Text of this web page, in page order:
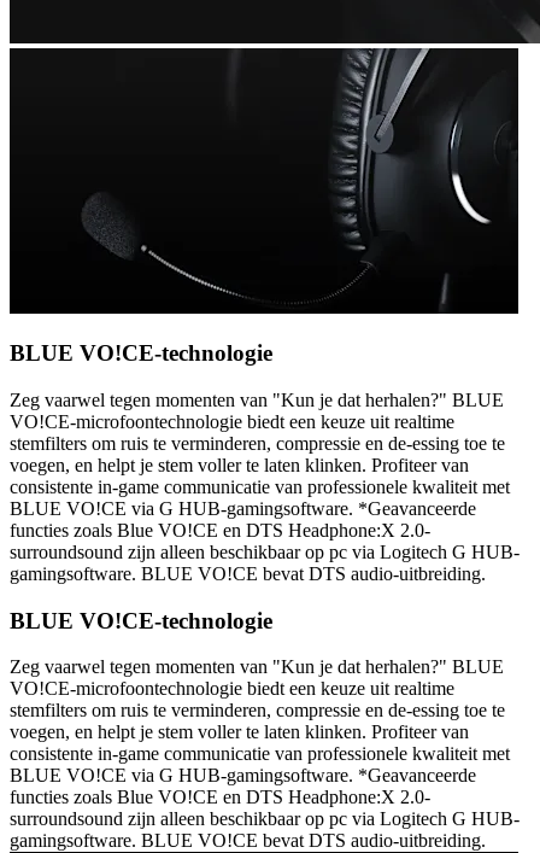
BLUE VO!CE-technologie
Zeg vaarwel tegen momenten van "Kun je dat herhalen?" BLUE
VO!CE-microfoontechnologie biedt een keuze uit realtime
stemfilters om ruis te verminderen, compressie en de-essing toe te
voegen, en helpt je stem voller te laten klinken. Profiteer van
consistente in-game communicatie van professionele kwaliteit met
BLUE VO!CE via G HUB-gamingsoftware. *Geavanceerde
functies zoals Blue VO!CE en DTS Headphone:X 2.0-
surroundsound zijn alleen beschikbaar op pc via Logitech G HUB-
gamingsoftware. BLUE VO!CE bevat DTS audio-uitbreiding.
BLUE VO!CE-technologie
Zeg vaarwel tegen momenten van "Kun je dat herhalen?" BLUE
VO!CE-microfoontechnologie biedt een keuze uit realtime
stemfilters om ruis te verminderen, compressie en de-essing toe te
voegen, en helpt je stem voller te laten klinken. Profiteer van
consistente in-game communicatie van professionele kwaliteit met
BLUE VO!CE via G HUB-gamingsoftware. *Geavanceerde
functies zoals Blue VO!CE en DTS Headphone:X 2.0-
surroundsound zijn alleen beschikbaar op pc via Logitech G HUB-
gamingsoftware. BLUE VO!CE bevat DTS audio-uitbreiding.